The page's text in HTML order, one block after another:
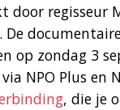
regisseur
De
op zondag 3
NPO Plus
, die je